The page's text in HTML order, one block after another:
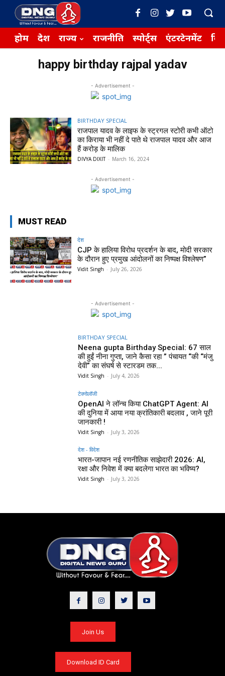
होम देश राज्य राजनीति स्पोर्ट्स एंटरटेनमेंट
happy birthday rajpal yadav
- Advertisement -
BIRTHDAY SPECIAL
राजपाल यादव के लाइफ के स्ट्रगल स्टोरी कभी ऑटो
का किराया भी नहीं दे पाते थे राजपाल यादव और आज
हैं करोड़ के मालिक
DIVYA DIXIT - March 16, 2024
- Advertisement -
MUST READ
देश
CJP के हालिया विरोध प्रदर्शन के बाद, मोदी सरकार
के दौरान हुए प्रमुख आंदोलनों का निष्पक्ष विश्लेषण”
Vidit Singh - July 26, 2026
- Advertisement -
BIRTHDAY SPECIAL
Neena gupta Birthday Special: 67 साल
की हुईं नीना गुप्ता, जाने कैसा रहा ” पंचायत “की “मंजु
देवी” का संघर्ष से स्टारडम तक...
Vidit Singh - July 4, 2026
टेक्नोलॉजी
OpenAI ने लॉन्च किया ChatGPT Agent: AI
की दुनिया में आया नया क्रांतिकारी बदलाव , जाने पूरी
जानकारी !
Vidit Singh - July 3, 2026
देश - विदेश
भारत-जापान नई रणनीतिक साझेदारी 2026: AI,
रक्षा और निवेश में क्या बदलेगा भारत का भविष्य?
Vidit Singh - July 3, 2026
Join Us
Download ID Card